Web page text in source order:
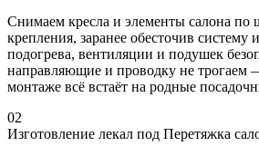
Снимаем кресла и элементы салона по
крепления, заранее обесточив
подогрева, вентиляции и подушек
направляющие и проводку не трогаем
монтаже всё встаёт на родные
02
Изготовление лекал под Перетяжка